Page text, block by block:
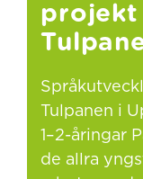
projekt
Tulpanen i
1–2-åringar
de allra